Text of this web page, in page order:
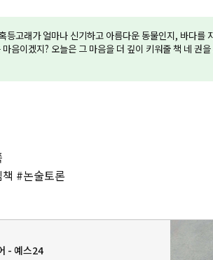
등고래가 얼마나 신기하고 아름다운 동물인지, 바다를
음이겠지? 오늘은 그 마음을 더 깊이 키워줄 책 네 권
#논술토론
- 예스24